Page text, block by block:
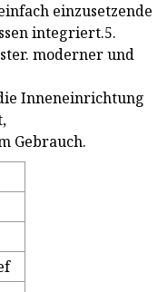
einzusetzende
integriert.5.
moderner und
Inneneinrichtung
Gebrauch.